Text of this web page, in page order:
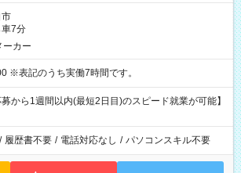
車7分
ーカー
9:00～17:00 ※表記のうち実働7時間です。
から1週間以内(最短2日目)のスピード就業が可能】
/ 履歴書不要 / 電話対応なし / パソコンスキル不要